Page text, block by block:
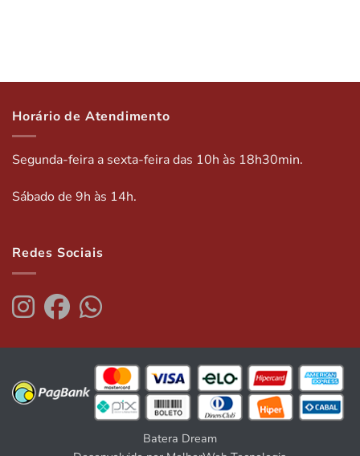
Horário de Atendimento
Segunda-feira a sexta-feira das 10h às 18h30min.
Sábado de 9h às 14h.
Redes Sociais
Batera Dream